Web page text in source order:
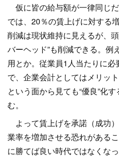
仮に皆の給与額が一律同じ
では、20％の賃上げに対する
削減は現状維持に見えるが、
バーヘッド”も削減できる。例
用とか。従業員1人当たりに
で、企業会計としてはメリッ
という面から見ても“優良”化
む。
よって賃上げを承諾（成功
業率を増加させる恐れがある
に勝てば良い時代ではなくなっ